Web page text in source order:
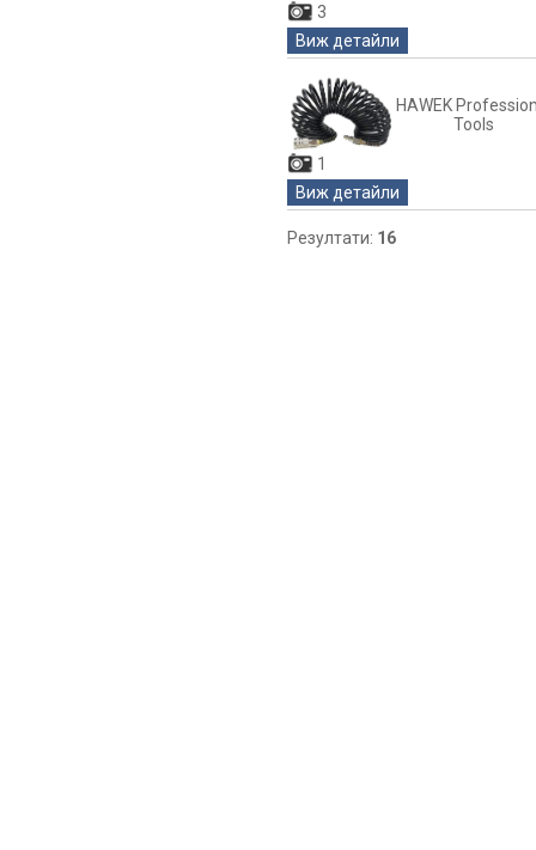
3
Виж детайли
1
HAWEK
Tools
Виж детайли
Резултати: 16